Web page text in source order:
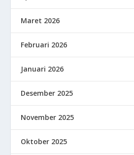
Maret 2026
Februari 2026
Januari 2026
Desember 2025
November 2025
Oktober 2025